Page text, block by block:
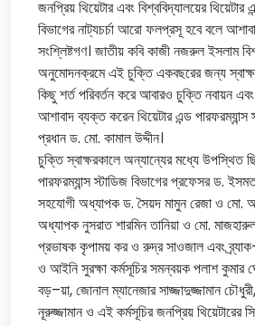
জনপ্রিয় থিয়েটার এবং বিশ্ববিদ্যালয়ের থিয়েটার
বিভাগের নাট্যচর্চা আরো ফলপ্রসূ হবে বলে
সংশ্লিষ্টগণ। জাতীয় কবি কাজী নজরুল ইসলাম
অনুমোদনক্রমে এই চুক্তি একবছরের জন্য
কিছু শর্ত পরিবর্তন করে আবারও চুক্তি নবায়ন এবং
আশাবাদ ব্যক্ত করেন থিয়েটার এন্ড পারফরম্যান্স
প্রধান ড. মো. কামাল উদ্দীন।
চুক্তি স্বাক্ষরকালে অন্যান্যের মধ্যে উপস্থিত
পারফরম্যান্স স্টাডিজ বিভাগের প্রফেসর ড.
সহযোগী অধ্যাপক ড. সৈয়দ মামুন রেজা ও মো.
অধ্যাপক নুসরাত শারমিন তানিয়া ও মো.
প্রভাষক কৃপাময় কর ও রুদ্র সাওজাল এবং
ও আইনি সুরক্ষা কর্মসূচির সমন্বয়ক পলাশ
বড়–য়া, জোনাল ম্যানেজার সাজ্জাদুজ্জামান
নূরুজ্জামান ও এই কর্মসূচির জনপ্রিয় থিয়েটারের